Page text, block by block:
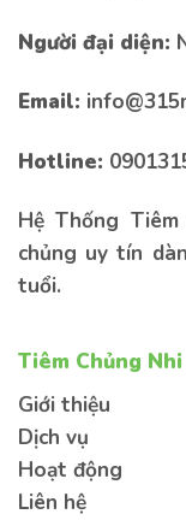
Kiến
Người đại diện:
Email:
Hotline:
Hệ Thống
chủng uy tín
tuổi.
Tiêm Chủng
Giới thiệu
Dịch vụ
Hoạt động
Liên hệ
Nếu bạn có